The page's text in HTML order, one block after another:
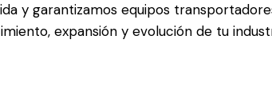
y garantizamos equipos
expansión y evolución de tu